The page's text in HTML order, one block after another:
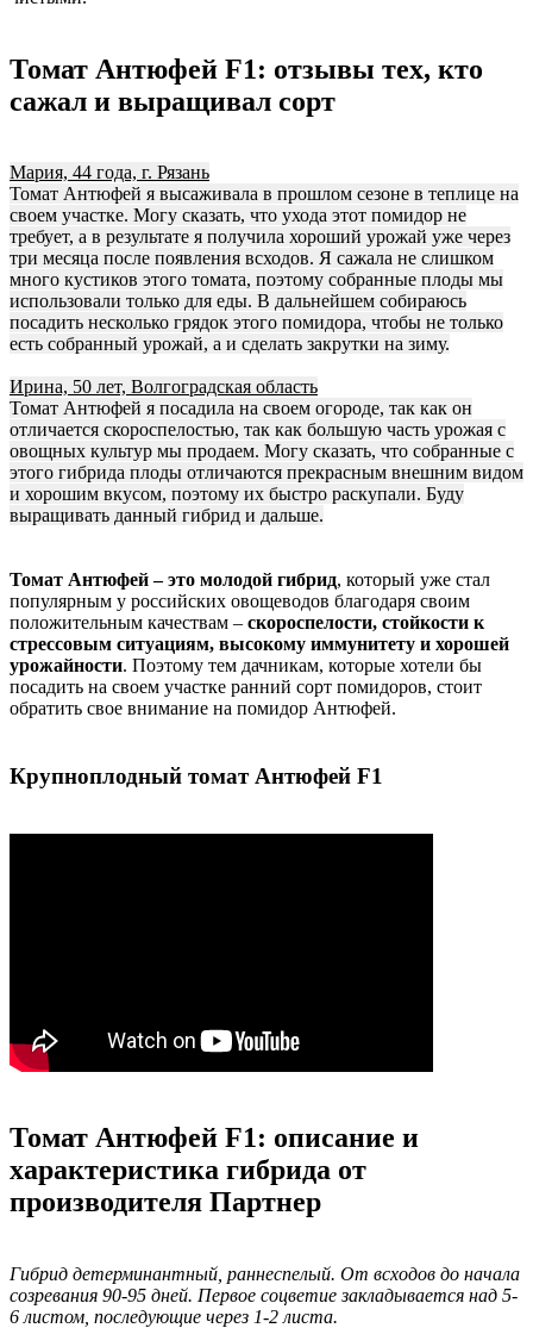
Томат Антюфей F1: отзывы тех, кто
сажал и выращивал сорт
Мария, 44 года, г. Рязань
Томат Антюфей я высаживала в прошлом сезоне в теплице на
своем участке. Могу сказать, что ухода этот помидор не
требует, а в результате я получила хороший урожай уже через
три месяца после появления всходов. Я сажала не слишком
много кустиков этого томата, поэтому собранные плоды мы
использовали только для еды. В дальнейшем собираюсь
посадить несколько грядок этого помидора, чтобы не только
есть собранный урожай, а и сделать закрутки на зиму.
Ирина, 50 лет, Волгоградская область
Томат Антюфей я посадила на своем огороде, так как он
отличается скороспелостью, так как большую часть урожая с
овощных культур мы продаем. Могу сказать, что собранные с
этого гибрида плоды отличаются прекрасным внешним видом
и хорошим вкусом, поэтому их быстро раскупали. Буду
выращивать данный гибрид и дальше.
Томат Антюфей – это молодой гибрид, который уже стал
популярным у российских овощеводов благодаря своим
положительным качествам – скороспелости, стойкости к
стрессовым ситуациям, высокому иммунитету и хорошей
урожайности. Поэтому тем дачникам, которые хотели бы
посадить на своем участке ранний сорт помидоров, стоит
обратить свое внимание на помидор Антюфей.
Крупноплодный томат Антюфей F1
Томат Антюфей F1: описание и
характеристика гибрида от
производителя Партнер
Гибрид детерминантный, раннеспелый. От всходов до начала
созревания 90-95 дней. Первое соцветие закладывается над 5-
6 листом, последующие через 1-2 листа.